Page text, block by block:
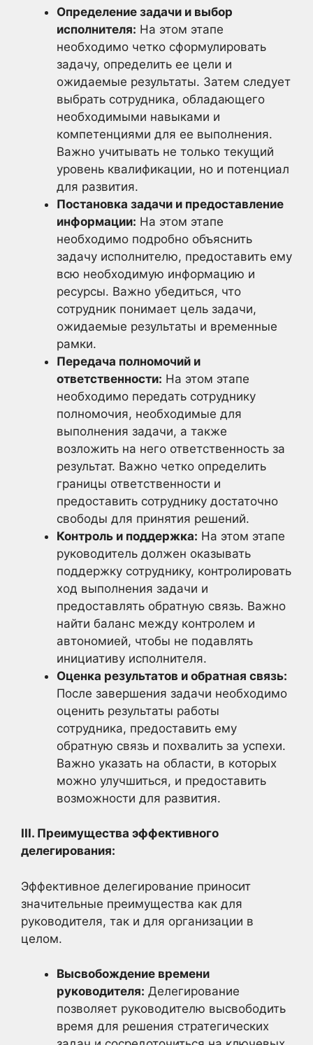
Определение задачи и выбор
исполнителя: На этом этапе
необходимо четко сформулировать
задачу, определить ее цели и
ожидаемые результаты. Затем следует
выбрать сотрудника, обладающего
необходимыми навыками и
компетенциями для ее выполнения.
Важно учитывать не только текущий
уровень квалификации, но и потенциал
для развития.
Постановка задачи и предоставление
информации: На этом этапе
необходимо подробно объяснить
задачу исполнителю, предоставить ему
всю необходимую информацию и
ресурсы. Важно убедиться, что
сотрудник понимает цель задачи,
ожидаемые результаты и временные
рамки.
Передача полномочий и
ответственности: На этом этапе
необходимо передать сотруднику
полномочия, необходимые для
выполнения задачи, а также
возложить на него ответственность за
результат. Важно четко определить
границы ответственности и
предоставить сотруднику достаточно
свободы для принятия решений.
Контроль и поддержка: На этом этапе
руководитель должен оказывать
поддержку сотруднику, контролировать
ход выполнения задачи и
предоставлять обратную связь. Важно
найти баланс между контролем и
автономией, чтобы не подавлять
инициативу исполнителя.
Оценка результатов и обратная связь:
После завершения задачи необходимо
оценить результаты работы
сотрудника, предоставить ему
обратную связь и похвалить за успехи.
Важно указать на области, в которых
можно улучшиться, и предоставить
возможности для развития.
III. Преимущества эффективного
делегирования:
Эффективное делегирование приносит
значительные преимущества как для
руководителя, так и для организации в
целом.
Высвобождение времени
руководителя: Делегирование
позволяет руководителю высвободить
время для решения стратегических